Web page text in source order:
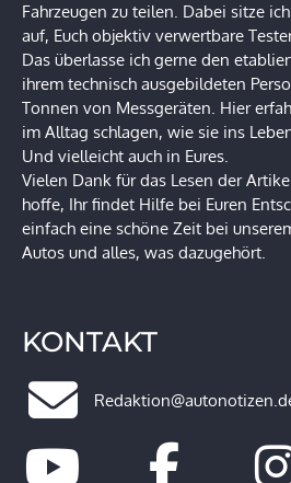
Fahrzeugen zu teilen. Dabei sitze
auf, Euch objektiv verwertbare
Das überlasse ich gerne den
ihrem technisch ausgebildeten
Tonnen von Messgeräten. Hier
im Alltag schlagen, wie sie ins
Und vielleicht auch in Eures.
Vielen Dank für das Lesen der
hoffe, Ihr findet Hilfe bei Euren
einfach eine schöne Zeit bei
Autos und alles, was dazugehört.
KONTAKT